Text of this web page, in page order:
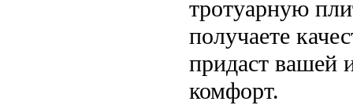
тротуарную
получаете
придаст вашей
комфорт.